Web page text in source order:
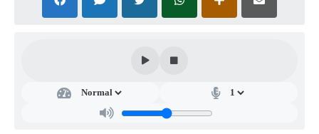
Súmulas Administrativas